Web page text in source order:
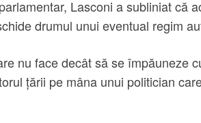
Lasconi a subliniat că
drumul unui eventual regim
nu face decât să se împăuneze
țării pe mâna unui politician